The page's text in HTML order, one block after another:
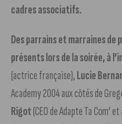
cadres associatifs.
Des parrains et marraines
présents lors de la soirée, à
(actrice française),Lucie
Academy 2004 aux côtés de
Rigot(CEO de Adapte Ta Com’